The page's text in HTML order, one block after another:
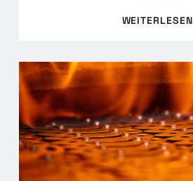
WEITERLESEN